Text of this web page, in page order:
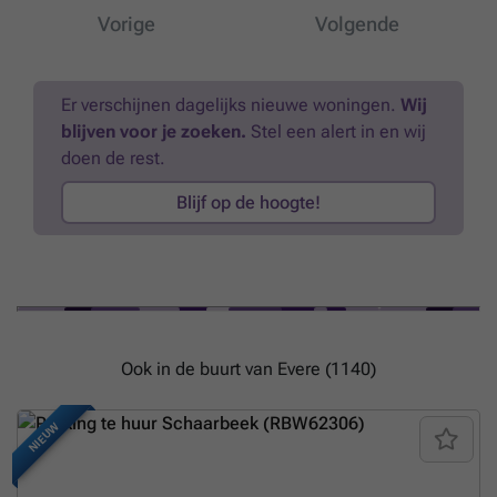
Vorige Volgende
Er verschijnen dagelijks nieuwe woningen. Wij
blijven voor je zoeken. Stel een alert in en wij
doen de rest.
Blijf op de hoogte!
Ook in de buurt van Evere (1140)
NIEUW